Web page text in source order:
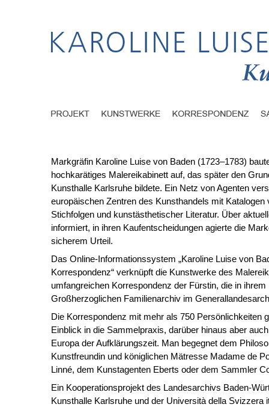
Markgräfin Karoline Luise von Baden (1723–1783)
hochkarätiges Malereikabinett auf, das später den
Kunsthalle Karlsruhe bildete. Ein Netz von Agenten
europäischen Zentren des Kunsthandels mit Katalogen
Stichfolgen und kunstästhetischer Literatur. Über
informiert, in ihren Kaufentscheidungen agierte die
sicherem Urteil.
Das Online-Informationssystem „Karoline Luise von
Korrespondenz“ verknüpft die Kunstwerke des
umfangreichen Korrespondenz der Fürstin, die in
Großherzoglichen Familienarchiv im
Die Korrespondenz mit mehr als 750 Persönlichkeiten
Einblick in die Sammelpraxis, darüber hinaus aber
Europa der Aufklärungszeit. Man begegnet dem
Kunstfreundin und königlichen Mätresse Madame de
Linné, dem Kunstagenten Eberts oder dem Sammler
Ein Kooperationsprojekt des Landesarchivs Baden-
Kunsthalle Karlsruhe und der Università della Svizzera